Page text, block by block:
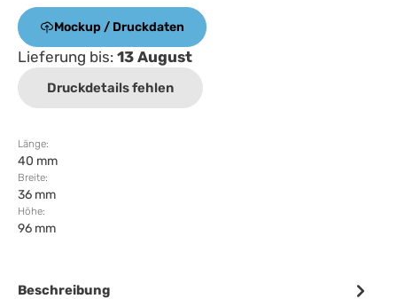
Mockup / Druckdaten
Lieferung bis: 13 August
Druckdetails fehlen
Länge:
40 mm
Breite:
36 mm
Höhe:
96 mm
Beschreibung